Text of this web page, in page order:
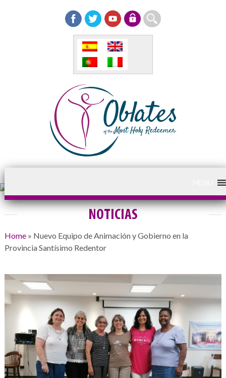
NOTICIAS
Home» Nuevo Equipo de Animación y Gobierno en la
Provincia Santísimo Redentor